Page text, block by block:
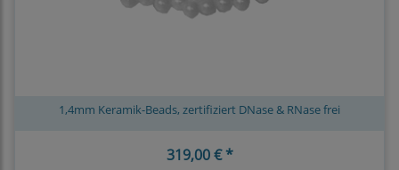
1,4mm Keramik-Beads, zertifiziert DNase & RNase frei
319,00 € *